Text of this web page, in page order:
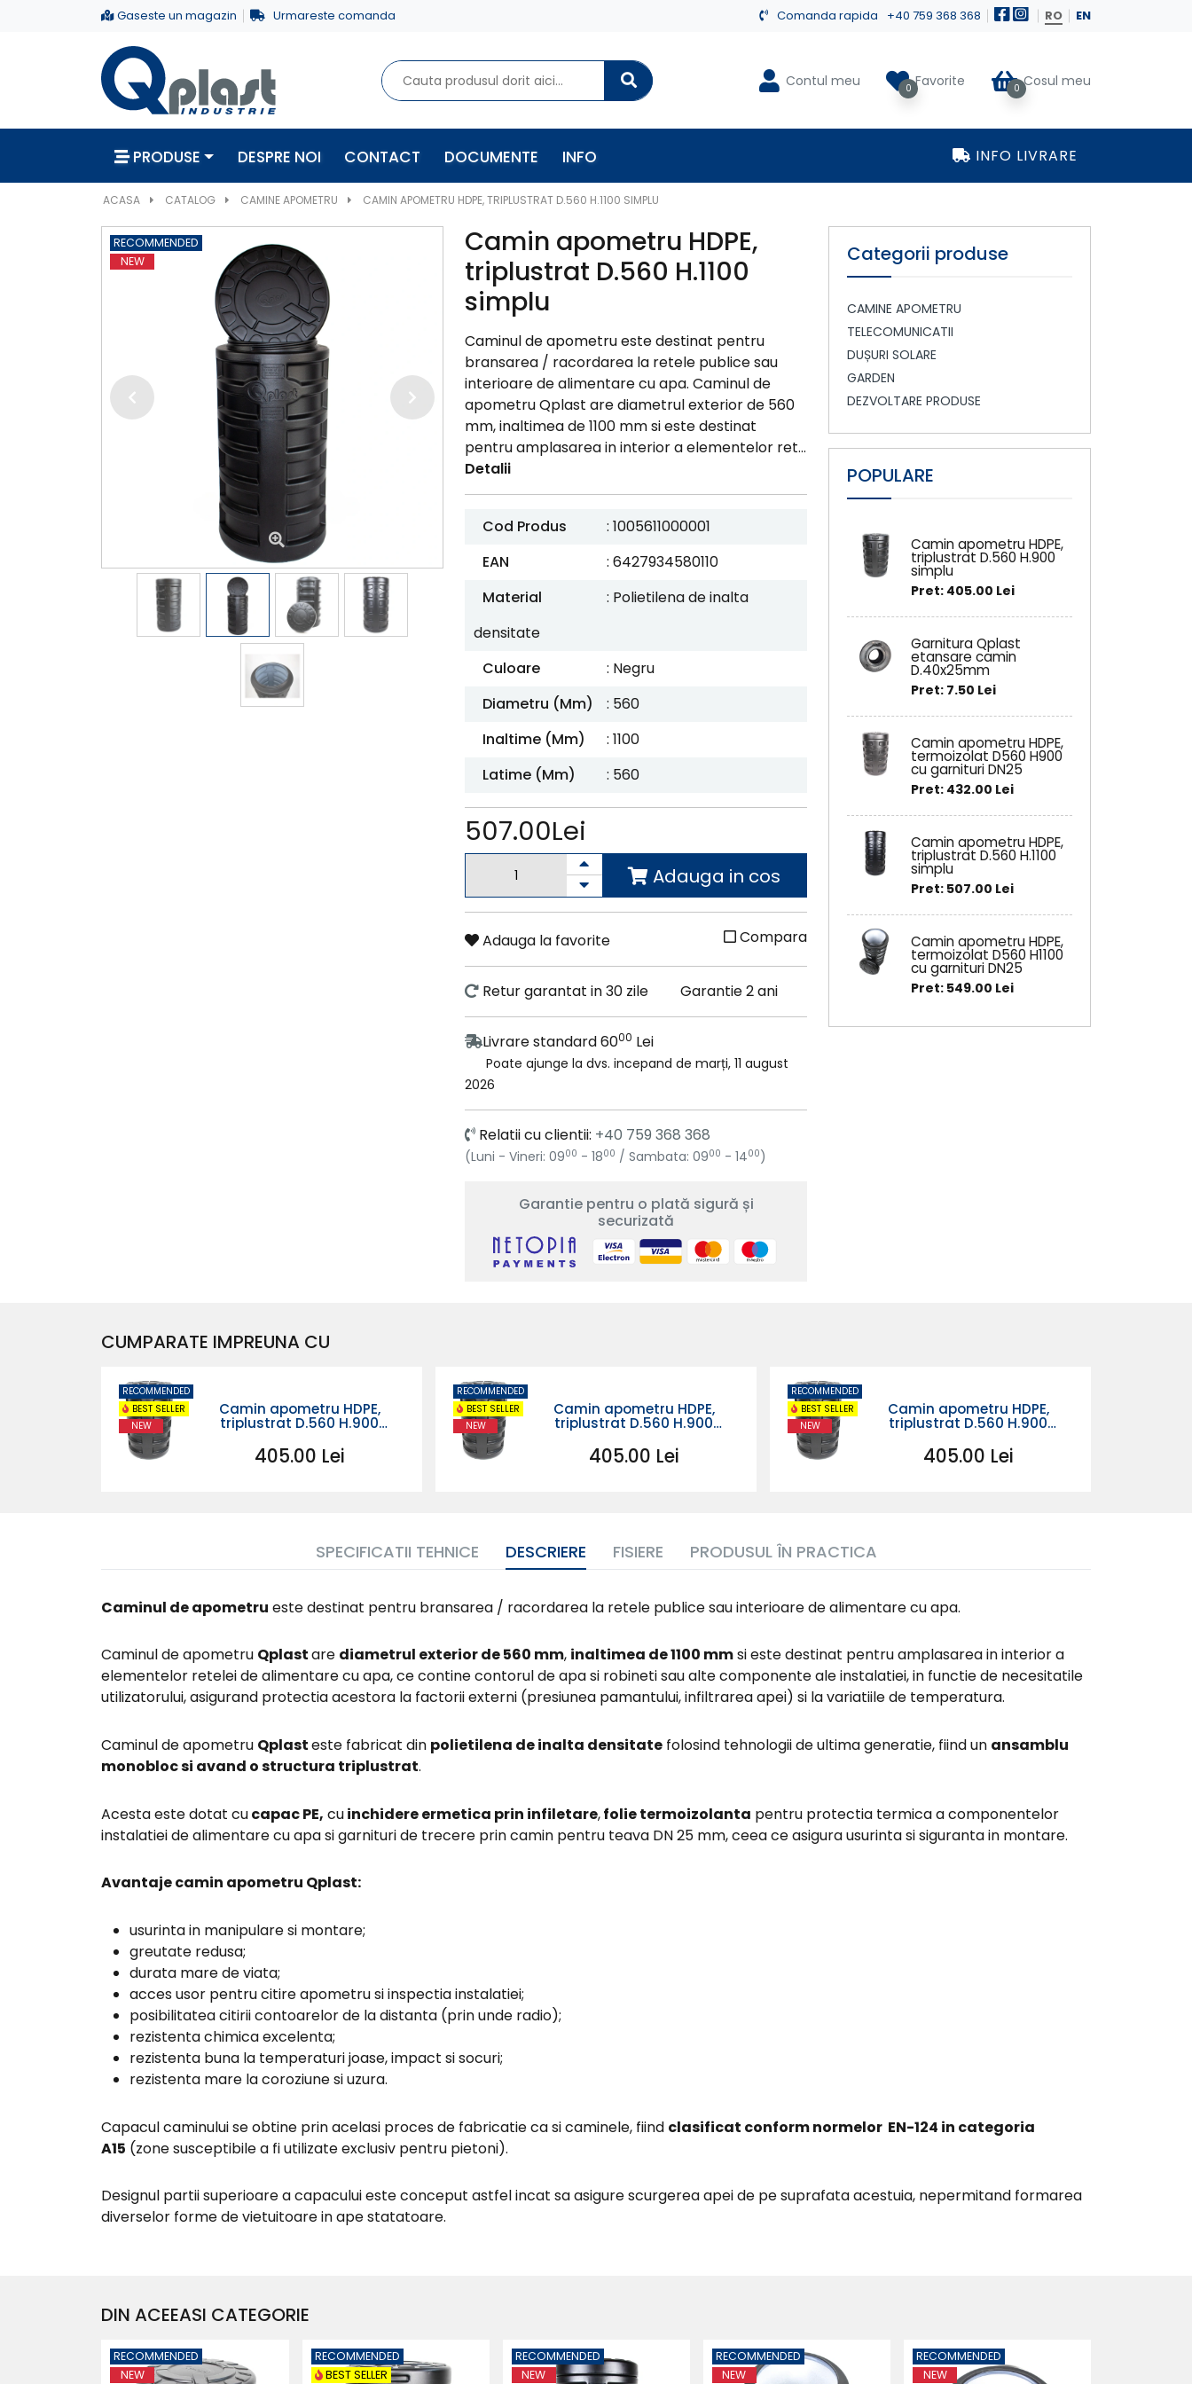
Gaseste un magazin Urmareste comanda Comanda rapida +40 759 368 368 RO EN
Contul meu 0 Favorite 0 Cosul meu
PRODUSE DESPRE NOI CONTACT DOCUMENTE INFO INFO LIVRARE
ACASA CATALOG CAMINE APOMETRU CAMIN APOMETRU HDPE, TRIPLUSTRAT D.560 H.1100 SIMPLU
RECOMMENDED
NEW
Camin apometru HDPE,
triplustrat D.560 H.1100
simplu
Caminul de apometru este destinat pentru
bransarea / racordarea la retele publice sau
interioare de alimentare cu apa. Caminul de
apometru Qplast are diametrul exterior de 560
mm, inaltimea de 1100 mm si este destinat
pentru amplasarea in interior a elementelor ret...
Detalii
Cod Produs
: 1005611000001
EAN
: 6427934580110
Material
: Polietilena de inalta
densitate
Culoare
: Negru
Diametru (mm)
: 560
Inaltime (mm)
: 1100
Latime (mm)
: 560
507.00Lei
Adauga in cos
Adauga la favorite Compara
Retur garantat in 30 zile Garantie 2 ani
Livrare standard 6000 Lei
Poate ajunge la dvs. incepand de marți, 11 august
2026
Relatii cu clientii: +40 759 368 368
(Luni - Vineri: 0900 - 1800 / Sambata: 0900 - 1400)
Garantie pentru o plată sigură și
securizată
Categorii produse
CAMINE APOMETRU
TELECOMUNICATII
DUȘURI SOLARE
GARDEN
DEZVOLTARE PRODUSE
POPULARE
Camin apometru HDPE,
triplustrat D.560 H.900
simplu
Pret: 405.00 Lei
Garnitura Qplast
etansare camin
D.40x25mm
Pret: 7.50 Lei
Camin apometru HDPE,
termoizolat D560 H900
cu garnituri DN25
Pret: 432.00 Lei
Camin apometru HDPE,
triplustrat D.560 H.1100
simplu
Pret: 507.00 Lei
Camin apometru HDPE,
termoizolat D560 H1100
cu garnituri DN25
Pret: 549.00 Lei
CUMPARATE IMPREUNA CU
RECOMMENDED
BEST SELLER
NEW
Camin apometru HDPE,
triplustrat D.560 H.900
405.00 Lei
RECOMMENDED
BEST SELLER
NEW
Camin apometru HDPE,
triplustrat D.560 H.900
405.00 Lei
RECOMMENDED
BEST SELLER
NEW
Camin apometru HDPE,
triplustrat D.560 H.900
405.00 Lei
SPECIFICATII TEHNICE DESCRIERE FISIERE PRODUSUL ÎN PRACTICA
Caminul de apometru este destinat pentru bransarea / racordarea la retele publice sau interioare de alimentare cu apa.
Caminul de apometru Qplastare diametrul exterior de 560 mm, inaltimea de 1100 mmsi este destinat pentru amplasarea in interior a
elementelor retelei de alimentare cu apa, ce contine contorul de apa si robineti sau alte componente ale instalatiei, in functie de necesitatile
utilizatorului, asigurand protectia acestora la factorii externi (presiunea pamantului, infiltrarea apei) si la variatiile de temperatura.
Caminul de apometru Qplasteste fabricat din polietilena de inalta densitate folosind tehnologii de ultima generatie, fiind un ansamblu
monobloc si avand o structura triplustrat.
Acesta este dotat cucapac PE, cuinchidere ermetica prin infiletare,folie termoizolanta pentru protectia termica a componentelor
instalatiei de alimentare cu apa si garnituri de trecere prin camin pentru teava DN 25 mm, ceea ce asigura usurinta si siguranta in montare.
Avantaje camin apometru Qplast:
usurinta in manipulare si montare;
greutate redusa;
durata mare de viata;
acces usor pentru citire apometru si inspectia instalatiei;
posibilitatea citirii contoarelor de la distanta (prin unde radio);
rezistenta chimica excelenta;
rezistenta buna la temperaturi joase, impact si socuri;
rezistenta mare la coroziune si uzura.
Capacul caminului se obtine prin acelasi proces de fabricatie ca si caminele, fiind clasificat conform normelor EN-124 in categoria
A15 (zone susceptibile a fi utilizate exclusiv pentru pietoni).
Designul partii superioare a capacului este conceput astfel incat sa asigure scurgerea apei de pe suprafata acestuia, nepermitand formarea
diverselor forme de vietuitoare in ape statatoare.
DIN ACEEASI CATEGORIE
RECOMMENDED
NEW
RECOMMENDED
BEST SELLER
RECOMMENDED
NEW
RECOMMENDED
NEW
RECOMMENDED
NEW